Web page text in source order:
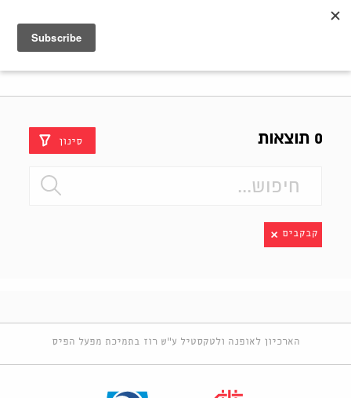
0 תוצאות סינון
קבקבים
הארכיון לאופנה ולטקסטיל ע"ש רוז בתמיכת מפעל הפיס